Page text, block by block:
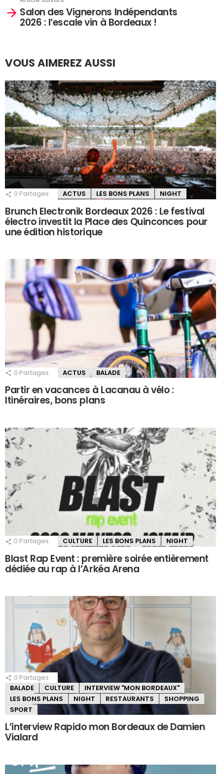
Salon des Vignerons Indépendants
2026 : l’escale vin à Bordeaux !
VOUS AIMEREZ AUSSI
0 Partages ACTUS LES BONS PLANS NIGHT
Brunch Electronik Bordeaux 2026 : Le festival
électro investit la Place des Quinconces pour
une édition historique
0 Partages ACTUS BALADE
Partir en vacances à Lacanau à vélo :
Itinéraires, bons plans
0 Partages CULTURE LES BONS PLANS NIGHT
Blast Rap Event : première soirée entièrement
dédiée au rap à l’Arkéa Arena
0 Partages
BALADE
CULTURE
INTERVIEW "MON BORDEAUX"
LES BONS PLANS
NIGHT RESTAURANTS
SHOPPING
SPORT
L’interview Rapido mon Bordeaux de Damien
Vialard